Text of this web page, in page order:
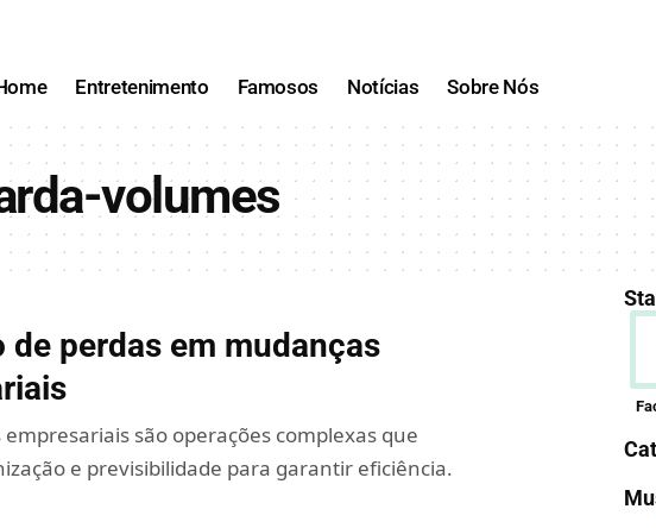
Entretenimento Famosos Notícias Sobre Nós
volumes
de perdas em mudanças
são operações complexas que
e previsibilidade para garantir eficiência.